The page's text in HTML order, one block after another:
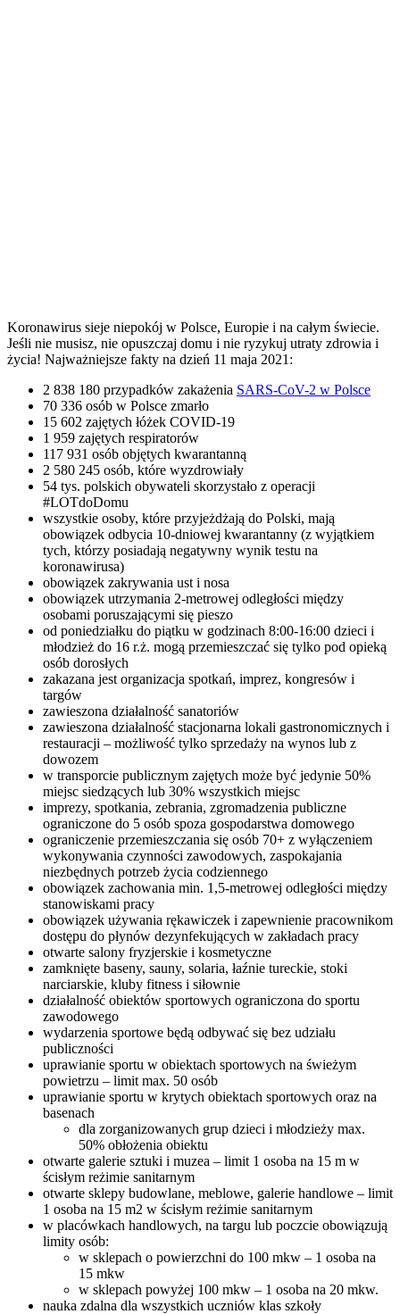
Koronawirus sieje niepokój w Polsce, Europie i na całym świecie.
Jeśli nie musisz, nie opuszczaj domu i nie ryzykuj utraty zdrowia i
życia! Najważniejsze fakty na dzień 11 maja 2021:
2 838 180 przypadków zakażenia SARS-CoV-2 w Polsce
70 336 osób w Polsce zmarło
15 602 zajętych łóżek COVID-19
1 959 zajętych respiratorów
117 931 osób objętych kwarantanną
2 580 245 osób, które wyzdrowiały
54 tys. polskich obywateli skorzystało z operacji
#LOTdoDomu
wszystkie osoby, które przyjeżdżają do Polski, mają
obowiązek odbycia 10-dniowej kwarantanny (z wyjątkiem
tych, którzy posiadają negatywny wynik testu na
koronawirusa)
obowiązek zakrywania ust i nosa
obowiązek utrzymania 2-metrowej odległości między
osobami poruszającymi się pieszo
od poniedziałku do piątku w godzinach 8:00-16:00 dzieci i
młodzież do 16 r.ż. mogą przemieszczać się tylko pod opieką
osób dorosłych
zakazana jest organizacja spotkań, imprez, kongresów i
targów
zawieszona działalność sanatoriów
zawieszona działalność stacjonarna lokali gastronomicznych i
restauracji – możliwość tylko sprzedaży na wynos lub z
dowozem
w transporcie publicznym zajętych może być jedynie 50%
miejsc siedzących lub 30% wszystkich miejsc
imprezy, spotkania, zebrania, zgromadzenia publiczne
ograniczone do 5 osób spoza gospodarstwa domowego
ograniczenie przemieszczania się osób 70+ z wyłączeniem
wykonywania czynności zawodowych, zaspokajania
niezbędnych potrzeb życia codziennego
obowiązek zachowania min. 1,5-metrowej odległości między
stanowiskami pracy
obowiązek używania rękawiczek i zapewnienie pracownikom
dostępu do płynów dezynfekujących w zakładach pracy
otwarte salony fryzjerskie i kosmetyczne
zamknięte baseny, sauny, solaria, łaźnie tureckie, stoki
narciarskie, kluby fitness i siłownie
działalność obiektów sportowych ograniczona do sportu
zawodowego
wydarzenia sportowe będą odbywać się bez udziału
publiczności
uprawianie sportu w obiektach sportowych na świeżym
powietrzu – limit max. 50 osób
uprawianie sportu w krytych obiektach sportowych oraz na
basenach
dla zorganizowanych grup dzieci i młodzieży max.
50% obłożenia obiektu
otwarte galerie sztuki i muzea – limit 1 osoba na 15 m w
ścisłym reżimie sanitarnym
otwarte sklepy budowlane, meblowe, galerie handlowe – limit
1 osoba na 15 m2 w ścisłym reżimie sanitarnym
w placówkach handlowych, na targu lub poczcie obowiązują
limity osób:
w sklepach o powierzchni do 100 mkw – 1 osoba na
15 mkw
w sklepach powyżej 100 mkw – 1 osoba na 20 mkw.
nauka zdalna dla wszystkich uczniów klas szkoły